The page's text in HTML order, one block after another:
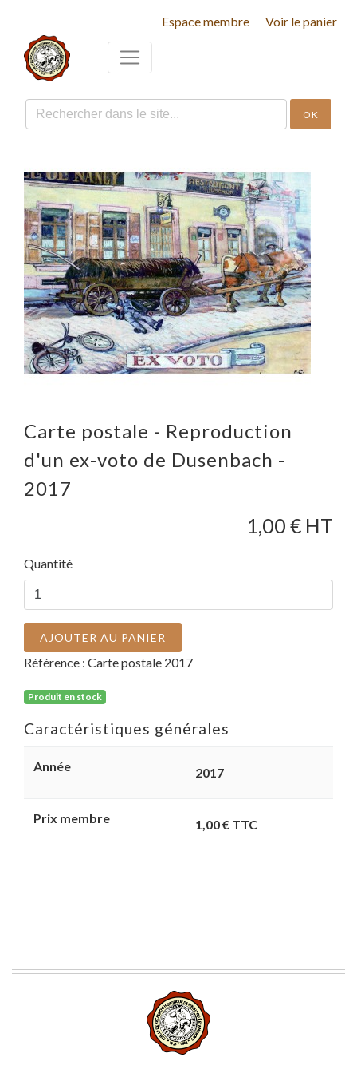
Espace membre Voir le panier
OK
Carte postale - Reproduction
d'un ex-voto de Dusenbach -
2017
1,00 € HT
Quantité
AJOUTER AU PANIER
Référence : Carte postale 2017
Produit en stock
Caractéristiques générales
Année 2017
Prix membre 1,00 € TTC